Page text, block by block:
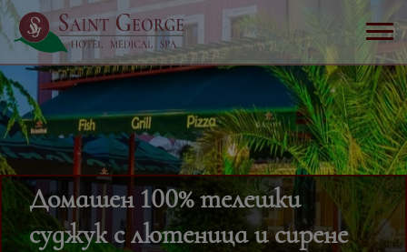
Домашен 100% телешки
суджук с лютеница и сирене